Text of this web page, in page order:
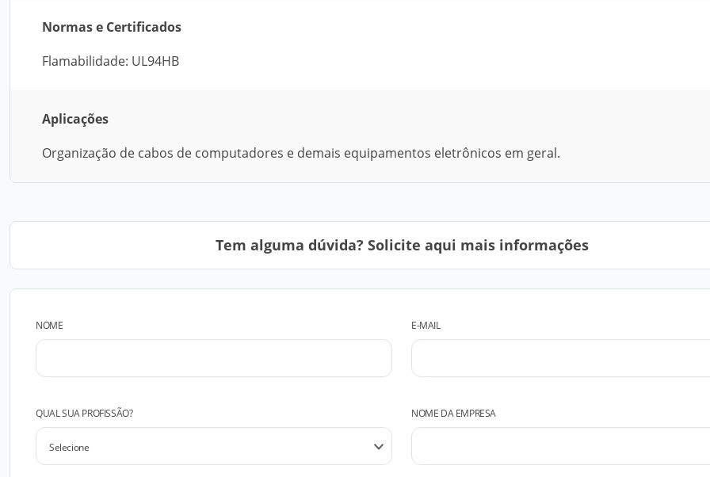
Normas e Certificados
Flamabilidade: UL94HB
Aplicações
Organização de cabos de computadores e demais equipamentos eletrônicos em geral.
Tem alguma dúvida? Solicite aqui mais informações
NOME E-MAIL
QUAL SUA PROFISSÃO? NOME DA EMPRESA